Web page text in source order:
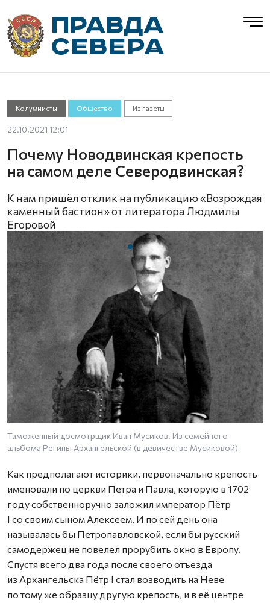
Колумнисты Общество Из газеты
22.10.2021 12:01
Почему Новодвинская крепость
на самом деле Северодвинская?
К нам пришёл отклик на публикацию «Возрождая
каменный бастион» от литератора Людмилы
Егоровой
Таможенный досмотрщик Иван Мусиков. Из семейного
альбома Регины Архангельской (в девичестве Мусиковой)
Как предполагают историки, первоначально крепость
именовали по церкви Петра и Павла, которую в 1702
году собственноручно заложил император Пётр
I со своим сыном Алексеем. И по сей день она
называлась бы Петропавловской, если бы русский
самодержец не повелел прорубить окно в Европу.
Спустя всего два года после своего отъезда
из Архангельска Пётр I стал возводить на Неве
по тому же образцу другую крепость, и в её центре